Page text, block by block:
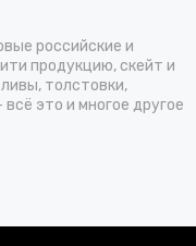
российские и
продукцию, скейт и
толстовки,
это и многое другое